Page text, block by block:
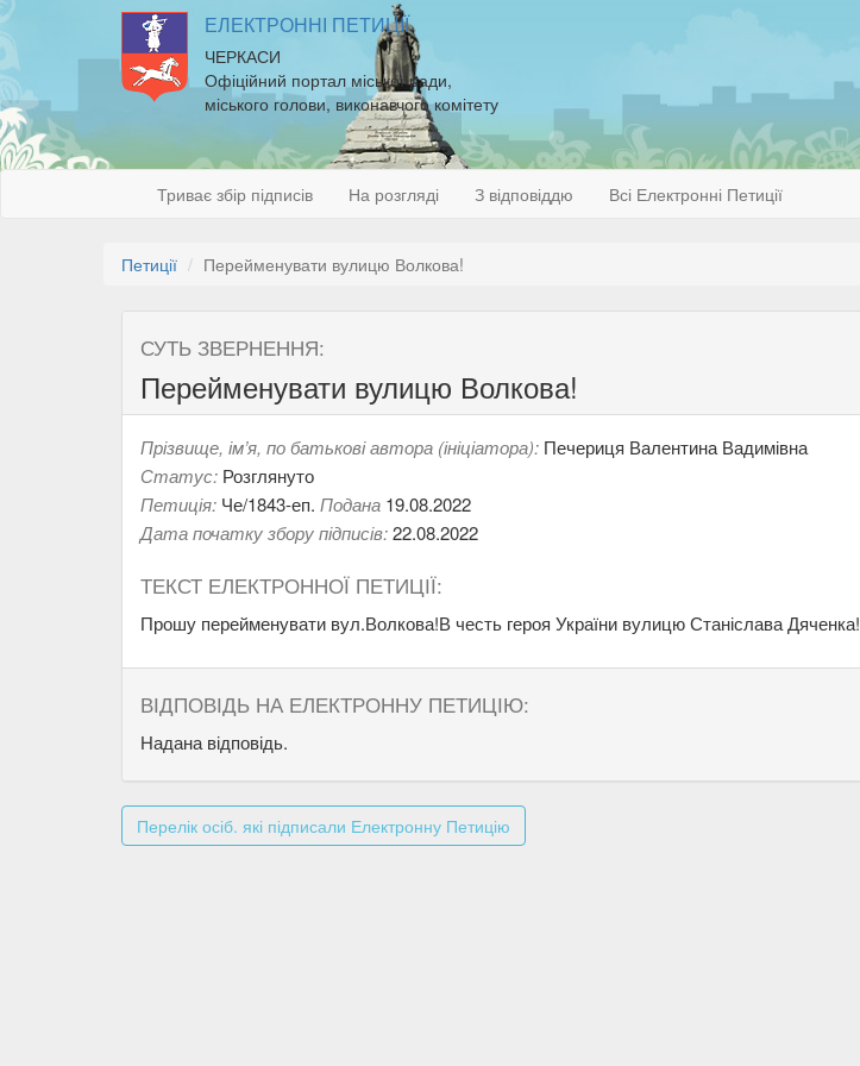
ЕЛЕКТРОННІ ПЕТИЦІЇ
ЧЕРКАСИ
Офіційний портал міської ради,
міського голови, виконавчого комітету
Триває збір підписів На розгляді З відповіддю Всі Електронні Петиції
Петиції Перейменувати вулицю Волкова!
СУТЬ ЗВЕРНЕННЯ:
Перейменувати вулицю Волкова!
Прізвище, ім’я, по батькові автора (ініціатора): Печериця Валентина Вадимівна
Статус: Розглянуто
Петиція: Че/1843-еп. Подана 19.08.2022
Дата початку збору підписів:22.08.2022
ТЕКСТ ЕЛЕКТРОННОЇ ПЕТИЦІЇ:
Прошу перейменувати вул.Волкова!В честь героя України вулицю Станіслава Дяченка!
ВІДПОВІДЬ НА ЕЛЕКТРОННУ ПЕТИЦІЮ:
Надана відповідь.
Перелік осіб. які підписали Електронну Петицію